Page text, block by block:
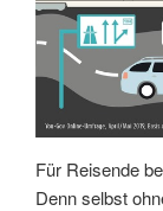
Für Reisende
Denn selbst